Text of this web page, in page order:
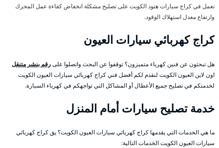
نعمل في كراج سيارات هنود الكويت على تصليح مشكلة انخفاض كفاءة عمل المحرك
وارتفاع معدل استهلاك الوقود.
كراج كهربائي سيارات العيون
هل تبحثون عن فنين كهرباء متميزون؟ توقفوا عن البحث واتصلوا علىرقم بنشر متنقل
اون لاين العيون الكويت لنقدم لكم أفضل فني كراج كهربائي سيارات العيون الكويت
لخدمتكم في تصليح جميع الأعطال أو المشاكل التي تواجهكم في كهرباء السيارة.
خدمة تصليح سيارات أمام المنزل
ما هي الخدمات التي يقدمها كراج كهربائي سيارات العيون الكويت؟ يق كراج كهربائي
سيارات العيون الكويت الخدمات التالية: